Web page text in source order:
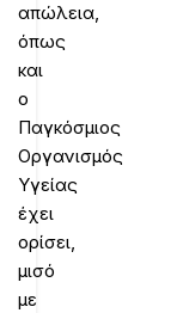
απώλεια,
όπως
και
ο
Παγκόσμιος
Οργανισμός
Υγείας
έχει
ορίσει,
μισό
με